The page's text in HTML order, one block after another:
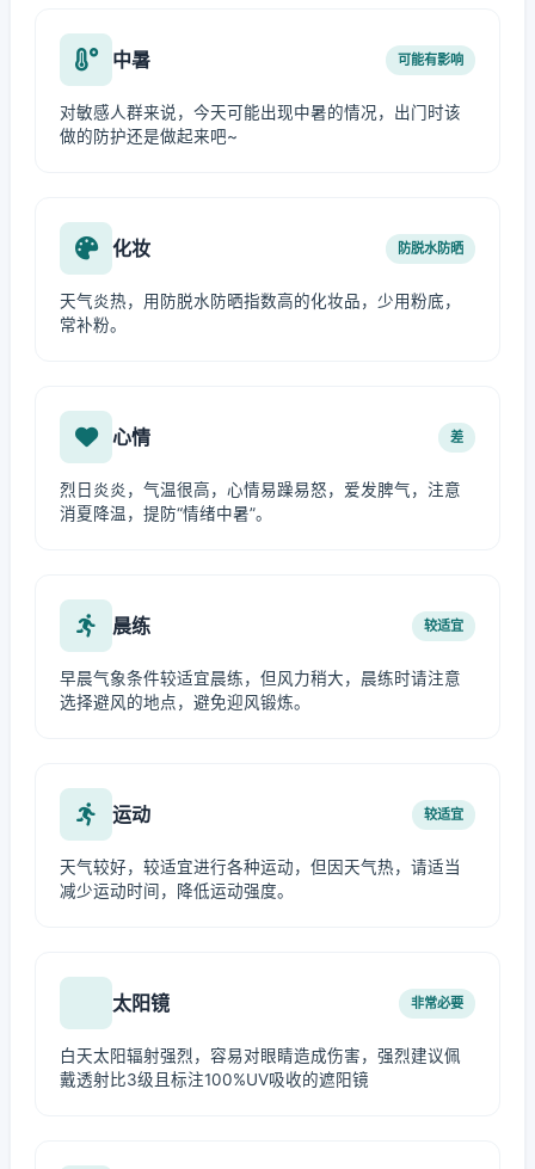
中暑 可能有影响
对敏感人群来说，今天可能出现中暑的情况，出门时该
做的防护还是做起来吧~
化妆 防脱水防晒
天气炎热，用防脱水防晒指数高的化妆品，少用粉底，
常补粉。
心情 差
烈日炎炎，气温很高，心情易躁易怒，爱发脾气，注意
消夏降温，提防“情绪中暑”。
晨练 较适宜
早晨气象条件较适宜晨练，但风力稍大，晨练时请注意
选择避风的地点，避免迎风锻炼。
运动 较适宜
天气较好，较适宜进行各种运动，但因天气热，请适当
减少运动时间，降低运动强度。
太阳镜 非常必要
白天太阳辐射强烈，容易对眼睛造成伤害，强烈建议佩
戴透射比3级且标注100%UV吸收的遮阳镜